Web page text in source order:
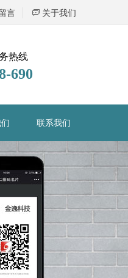
言 ꀃ 关于我们
联系我们
热线
690